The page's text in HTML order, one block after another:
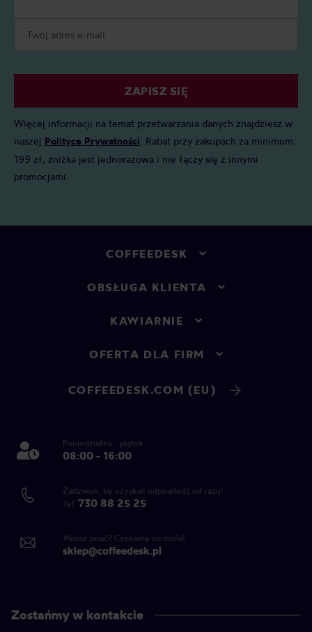
ZAPISZ SIĘ
Więcej informacji na temat przetwarzania danych znajdziesz w
naszej Polityce Prywatności . Rabat przy zakupach za minimum
199 zł, zniżka jest jednorazowa i nie łączy się z innymi
promocjami.
COFFEEDESK
OBSŁUGA KLIENTA
KAWIARNIE
OFERTA DLA FIRM
COFFEEDESK.COM (EU)
Poniedziałek - piątek
08:00 - 16:00
Zadzwoń, by uzyskać odpowiedź od razu!
Tel. 730 88 25 25
Wolisz pisać? Czekamy na maila!
sklep@coffeedesk.pl
Zostańmy w kontakcie